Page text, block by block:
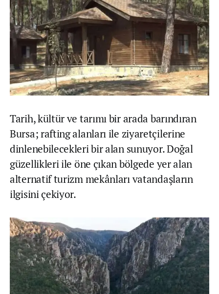
Tarih, kültür ve tarımı bir arada barındıran
Bursa; rafting alanları ile ziyaretçilerine
dinlenebilecekleri bir alan sunuyor. Doğal
güzellikleri ile öne çıkan bölgede yer alan
alternatif turizm mekânları vatandaşların
ilgisini çekiyor.